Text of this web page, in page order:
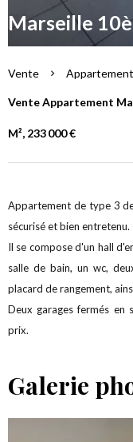
Marseille
Vente Appartement
Vente Appartement
M², 233 000 €
Appartement de type 3
sécurisé et bien entretenu.
Il se compose d'un hall
salle de bain, un wc,
placard de rangement,
Deux garages fermés en
prix.
Galerie